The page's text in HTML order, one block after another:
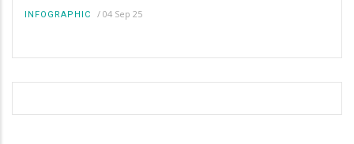
INFOGRAPHIC / 04 Sep 25